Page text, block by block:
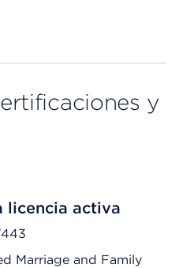
y
licencia activa
Marriage and Family